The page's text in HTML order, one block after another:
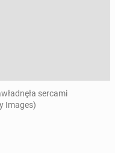
sercami
Images)